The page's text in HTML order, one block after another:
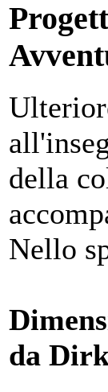
della
Nello
da